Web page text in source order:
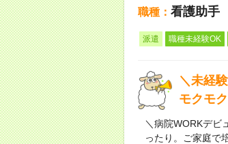
職種： 看護助手
派遣 職種未経験OK
＼未経
モクモ
＼病院WORKデビ
ったり。ご家庭で